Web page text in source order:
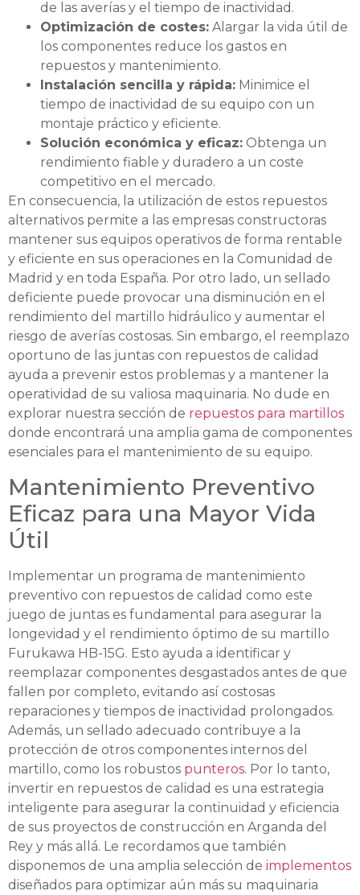
de las averías y el tiempo de inactividad.
Optimización de costes: Alargar la vida útil de
los componentes reduce los gastos en
repuestos y mantenimiento.
Instalación sencilla y rápida: Minimice el
tiempo de inactividad de su equipo con un
montaje práctico y eficiente.
Solución económica y eficaz: Obtenga un
rendimiento fiable y duradero a un coste
competitivo en el mercado.
En consecuencia, la utilización de estos repuestos
alternativos permite a las empresas constructoras
mantener sus equipos operativos de forma rentable
y eficiente en sus operaciones en la Comunidad de
Madrid y en toda España. Por otro lado, un sellado
deficiente puede provocar una disminución en el
rendimiento del martillo hidráulico y aumentar el
riesgo de averías costosas. Sin embargo, el reemplazo
oportuno de las juntas con repuestos de calidad
ayuda a prevenir estos problemas y a mantener la
operatividad de su valiosa maquinaria. No dude en
explorar nuestra sección de repuestos para martillos
donde encontrará una amplia gama de componentes
esenciales para el mantenimiento de su equipo.
Mantenimiento Preventivo
Eficaz para una Mayor Vida
Útil
Implementar un programa de mantenimiento
preventivo con repuestos de calidad como este
juego de juntas es fundamental para asegurar la
longevidad y el rendimiento óptimo de su martillo
Furukawa HB-15G. Esto ayuda a identificar y
reemplazar componentes desgastados antes de que
fallen por completo, evitando así costosas
reparaciones y tiempos de inactividad prolongados.
Además, un sellado adecuado contribuye a la
protección de otros componentes internos del
martillo, como los robustos punteros. Por lo tanto,
invertir en repuestos de calidad es una estrategia
inteligente para asegurar la continuidad y eficiencia
de sus proyectos de construcción en Arganda del
Rey y más allá. Le recordamos que también
disponemos de una amplia selección de implementos
diseñados para optimizar aún más su maquinaria